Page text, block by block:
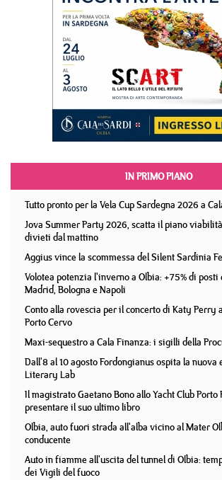
IN PRIMO PIANO
Tutto pronto per la Vela Cup Sardegna 2026 a
Jova Summer Party 2026, scatta il piano
divieti dal mattino
Aggius vince la scommessa del Silent Sardinia
Volotea potenzia l'inverno a Olbia: +75% di
Madrid, Bologna e Napoli
Conto alla rovescia per il concerto di Katy Perry
Porto Cervo
Maxi-sequestro a Cala Finanza: i sigilli della
Dall'8 al 10 agosto Fordongianus ospita la nuova
Literary Lab
Il magistrato Gaetano Bono allo Yacht Club Porto
presentare il suo ultimo libro
Olbia, auto fuori strada all'alba vicino al Mater
conducente
Auto in fiamme all'uscita del tunnel di Olbia:
dei Vigili del fuoco